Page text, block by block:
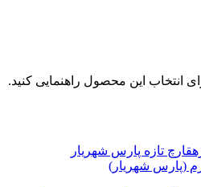
انتخاب این محصول راهنمایی کنید.
قارچ تازه پارس شهریار